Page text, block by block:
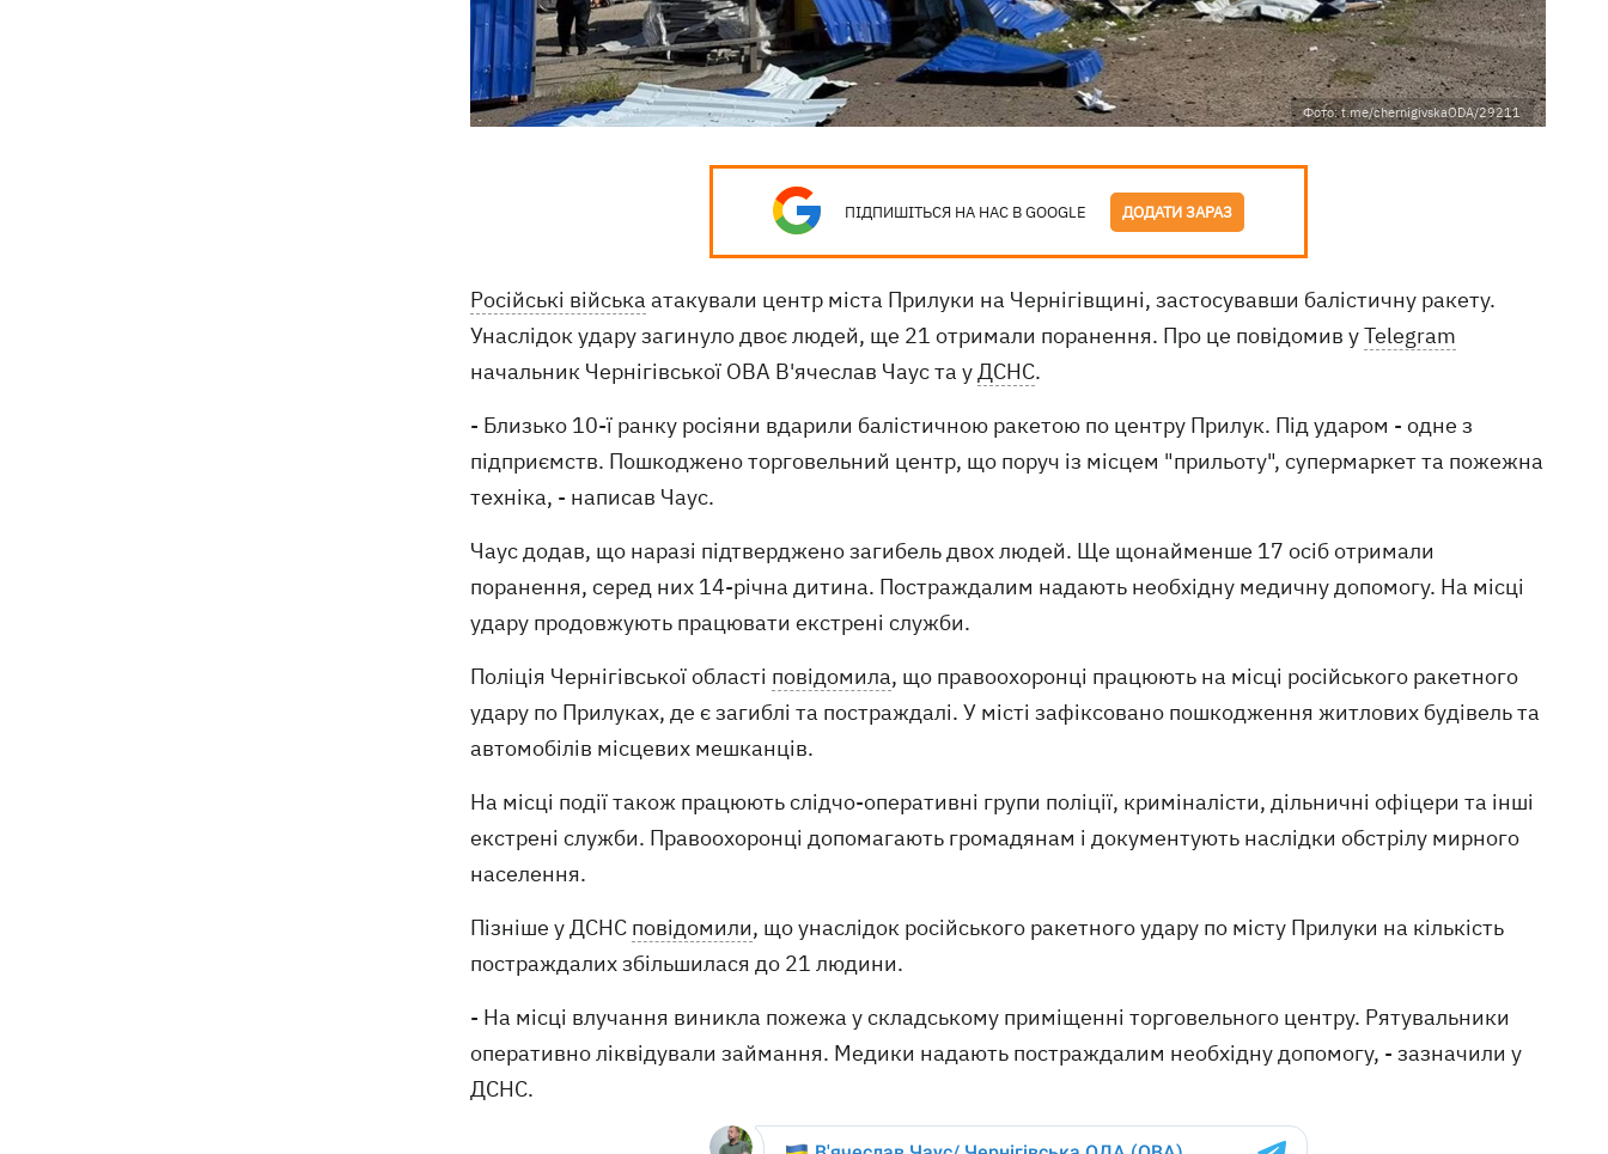
Фото: t.me/chernigivskaODA/29211
ПІДПИШІТЬСЯ НА НАС В GOOGLE ДОДАТИ ЗАРАЗ
Російські війська атакували центр міста Прилуки на Чернігівщині, застосувавши балістичну ракету.
Унаслідок удару загинуло двоє людей, ще 21 отримали поранення. Про це повідомив уTelegram
начальник Чернігівської ОВА В'ячеслав Чаус та уДСНС.
- Близько 10-ї ранку росіяни вдарили балістичною ракетою по центру Прилук. Під ударом - одне з
підприємств. Пошкоджено торговельний центр, що поруч із місцем "прильоту", супермаркет та пожежна
техніка, - написав Чаус.
Чаус додав, що наразі підтверджено загибель двох людей. Ще щонайменше 17 осіб отримали
поранення, серед них 14-річна дитина. Постраждалим надають необхідну медичну допомогу. На місці
удару продовжують працювати екстрені служби.
Поліція Чернігівської області повідомила, що правоохоронці працюють на місці російського ракетного
удару по Прилуках, де є загиблі та постраждалі. У місті зафіксовано пошкодження житлових будівель та
автомобілів місцевих мешканців.
На місці події також працюють слідчо-оперативні групи поліції, криміналісти, дільничні офіцери та інші
екстрені служби. Правоохоронці допомагають громадянам і документують наслідки обстрілу мирного
населення.
Пізніше у ДСНС повідомили, що унаслідок російського ракетного удару по місту Прилуки на кількість
постраждалих збільшилася до 21 людини.
- На місці влучання виникла пожежа у складському приміщенні торговельного центру. Рятувальники
оперативно ліквідували займання. Медики надають постраждалим необхідну допомогу, - зазначили у
ДСНС.